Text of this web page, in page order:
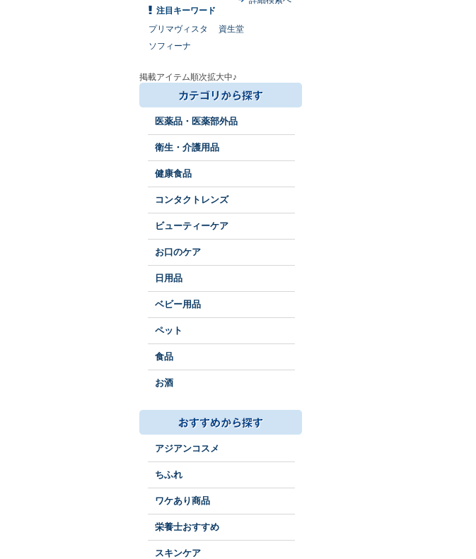
注目キーワード
プリマヴィスタ
資生堂
ソフィーナ
掲載アイテム順次拡大中♪
医薬品・医薬部外品
衛生・介護用品
健康食品
コンタクトレンズ
ビューティーケア
お口のケア
日用品
ベビー用品
ペット
食品
お酒
アジアンコスメ
ちふれ
ワケあり商品
栄養士おすすめ
スキンケア